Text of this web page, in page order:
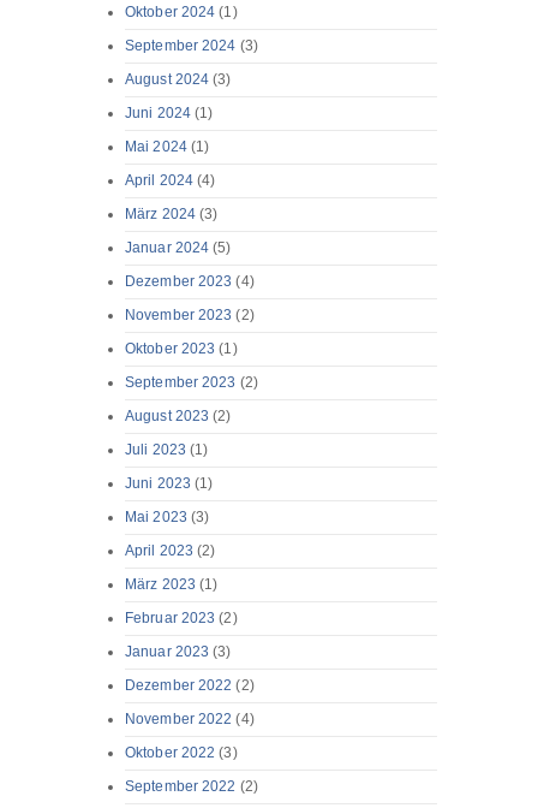
Oktober 2024 (1)
September 2024 (3)
August 2024 (3)
Juni 2024(1)
Mai 2024(1)
April 2024 (4)
März 2024(3)
Januar 2024 (5)
Dezember 2023 (4)
November 2023 (2)
Oktober 2023 (1)
September 2023 (2)
August 2023 (2)
Juli 2023 (1)
Juni 2023 (1)
Mai 2023 (3)
April 2023 (2)
März 2023 (1)
Februar 2023 (2)
Januar 2023 (3)
Dezember 2022 (2)
November 2022 (4)
Oktober 2022 (3)
September 2022 (2)